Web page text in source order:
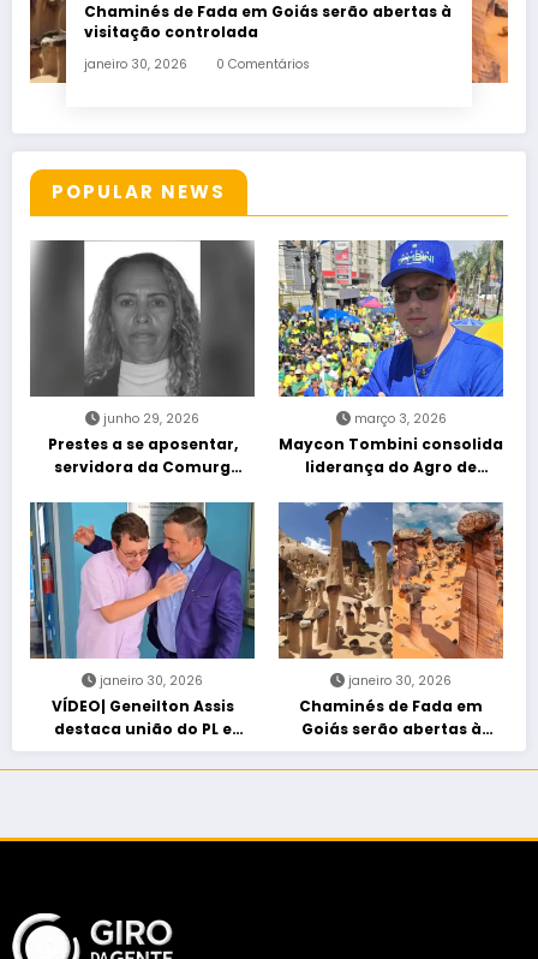
Chaminés de Fada em Goiás serão abertas à
visitação controlada
janeiro 30, 2026 0 Comentários
POPULAR NEWS
junho 29, 2026
Prestes a se aposentar,
servidora da Comurg
entra em protocolo de
morte encefálica
março 3, 2026
Maycon Tombini consolida
liderança do Agro de
“Acorda Brasil” em Goiânia
janeiro 30, 2026
VÍDEO| Geneilton Assis
destaca união do PL e
consolidação de apoio a
Maycon Tombini em Jataí
janeiro 30, 2026
Chaminés de Fada em
Goiás serão abertas à
visitação controlada